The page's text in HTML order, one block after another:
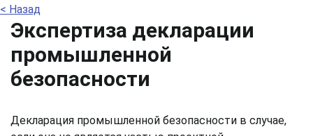
< Назад
Экспертиза декларации
промышленной
безопасности
Декларация промышленной безопасности в случае,